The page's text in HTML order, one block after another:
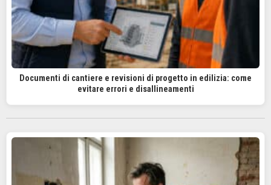
Documenti di cantiere e revisioni di progetto in edilizia: come
evitare errori e disallineamenti